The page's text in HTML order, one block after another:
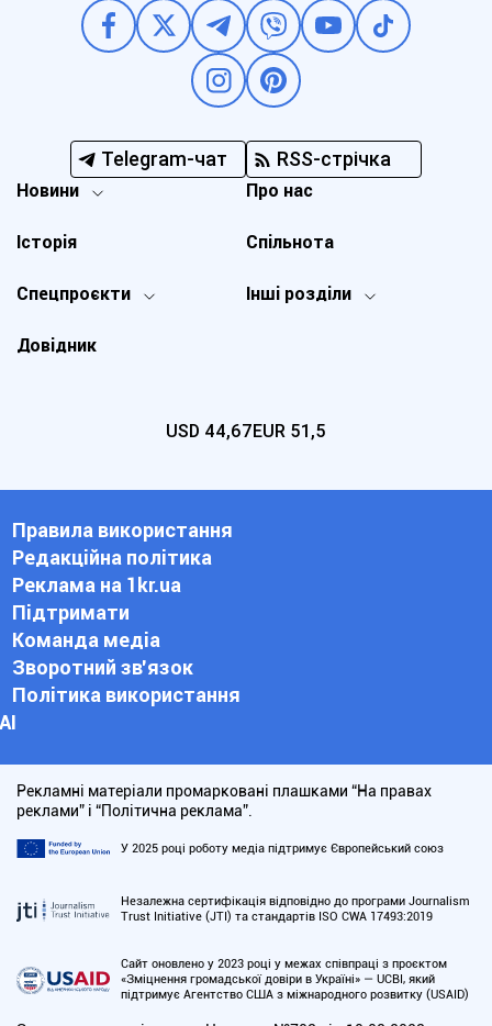
Telegram-чат RSS-стрічка
Новини
Спецпроєкти Інші розділи
Історія
Про нас
Довідник
Спільнота
USD 44,67EUR 51,5
Правила використання
Редакційна політика
Реклама на 1kr.ua
Підтримати
Команда медіа
Зворотний зв'язок
Політика використання
АІ
Рекламні матеріали промарковані плашками “На правах
реклами” і “Політична реклама”.
У 2025 році роботу медіа підтримує Європейський союз
Незалежна сертифікація відповідно до програми Journalism
Trust Initiative (JTI) та стандартів ISO CWA 17493:2019
Сайт оновлено у 2023 році у межах співпраці з проєктом
«Зміцнення громадської довіри в Україні» — UCBI, який
підтримує Агентство США з міжнародного розвитку (USAID)